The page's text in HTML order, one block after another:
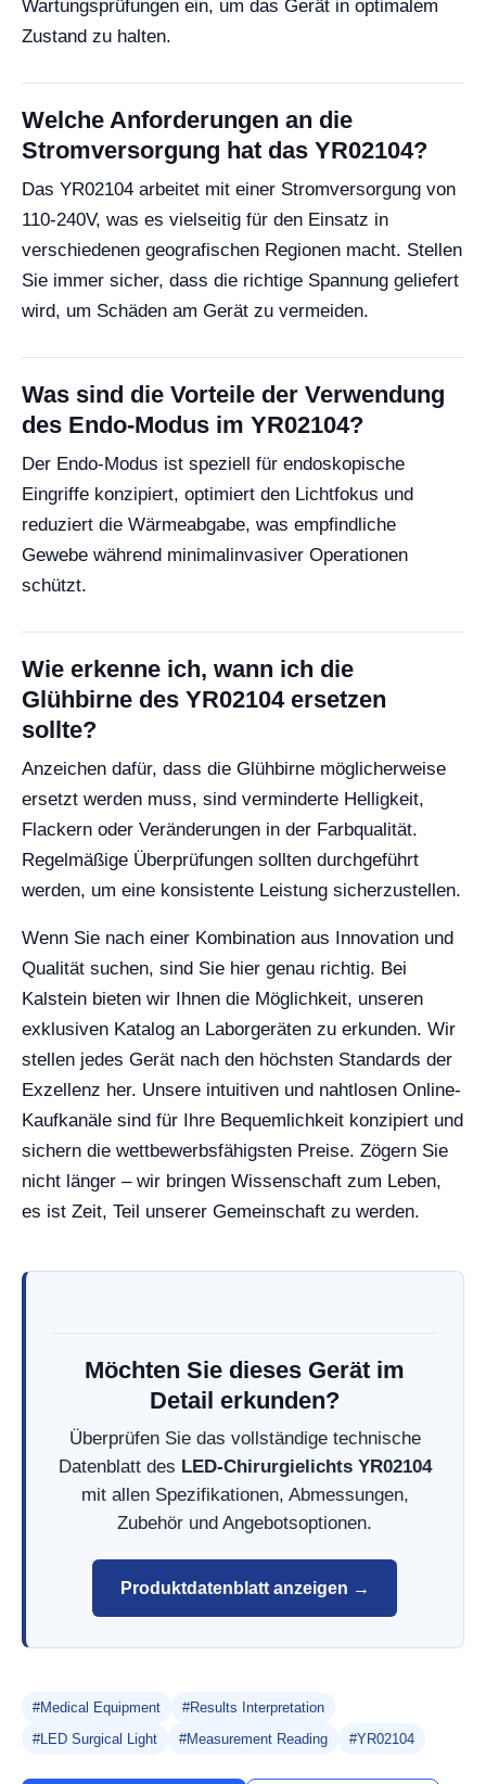
Wartungsprüfungen ein, um das Gerät in optimalem
Zustand zu halten.
Welche Anforderungen an die
Stromversorgung hat das YR02104?
Das YR02104 arbeitet mit einer Stromversorgung von
110-240V, was es vielseitig für den Einsatz in
verschiedenen geografischen Regionen macht. Stellen
Sie immer sicher, dass die richtige Spannung geliefert
wird, um Schäden am Gerät zu vermeiden.
Was sind die Vorteile der Verwendung
des Endo-Modus im YR02104?
Der Endo-Modus ist speziell für endoskopische
Eingriffe konzipiert, optimiert den Lichtfokus und
reduziert die Wärmeabgabe, was empfindliche
Gewebe während minimalinvasiver Operationen
schützt.
Wie erkenne ich, wann ich die
Glühbirne des YR02104 ersetzen
sollte?
Anzeichen dafür, dass die Glühbirne möglicherweise
ersetzt werden muss, sind verminderte Helligkeit,
Flackern oder Veränderungen in der Farbqualität.
Regelmäßige Überprüfungen sollten durchgeführt
werden, um eine konsistente Leistung sicherzustellen.
Wenn Sie nach einer Kombination aus Innovation und
Qualität suchen, sind Sie hier genau richtig. Bei
Kalstein bieten wir Ihnen die Möglichkeit, unseren
exklusiven Katalog an Laborgeräten zu erkunden. Wir
stellen jedes Gerät nach den höchsten Standards der
Exzellenz her. Unsere intuitiven und nahtlosen Online-
Kaufkanäle sind für Ihre Bequemlichkeit konzipiert und
sichern die wettbewerbsfähigsten Preise. Zögern Sie
nicht länger – wir bringen Wissenschaft zum Leben,
es ist Zeit, Teil unserer Gemeinschaft zu werden.
Möchten Sie dieses Gerät im
Detail erkunden?
Überprüfen Sie das vollständige technische
Datenblatt des LED-Chirurgielichts YR02104
mit allen Spezifikationen, Abmessungen,
Zubehör und Angebotsoptionen.
Produktdatenblatt anzeigen →
#Medical Equipment
#Results Interpretation
#LED Surgical Light
#Measurement Reading #YR02104